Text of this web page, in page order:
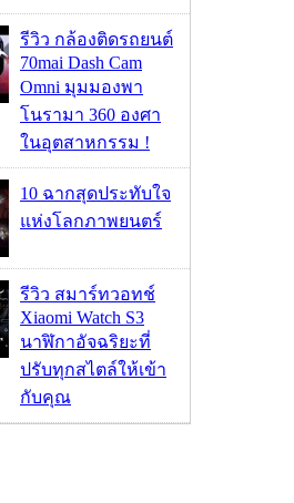
รีวิว กล้องติดรถยนต์
70mai Dash Cam
Omni มุมมองพา
โนรามา 360 องศา
ในอุตสาหกรรม !
10 ฉากสุดประทับใจ
แห่งโลกภาพยนตร์
รีวิว สมาร์ทวอทช์
Xiaomi Watch S3
นาฬิกาอัจฉริยะที่
ปรับทุกสไตล์ให้เข้า
กับคุณ